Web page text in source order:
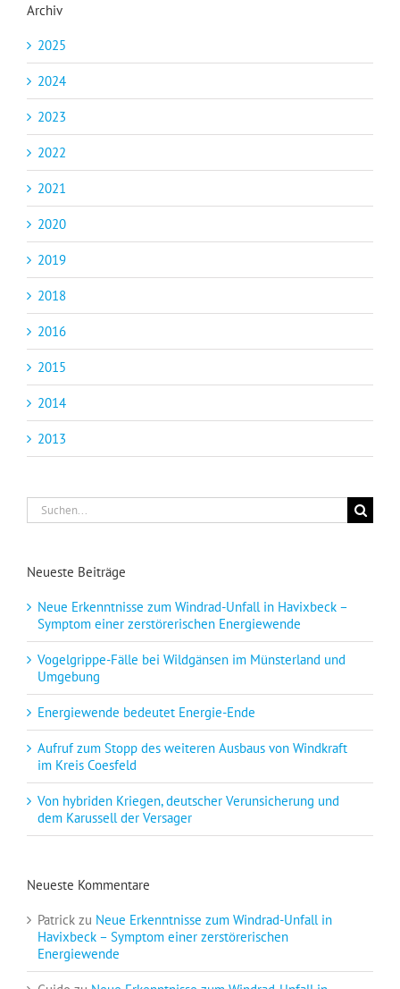
Archiv
2025
2024
2023
2022
2021
2020
2019
2018
2016
2015
2014
2013
Suche
nach:
Neueste Beiträge
Neue Erkenntnisse zum Windrad-Unfall in Havixbeck –
Symptom einer zerstörerischen Energiewende
Vogelgrippe-Fälle bei Wildgänsen im Münsterland und
Umgebung
Energiewende bedeutet Energie-Ende
Aufruf zum Stopp des weiteren Ausbaus von Windkraft
im Kreis Coesfeld
Von hybriden Kriegen, deutscher Verunsicherung und
dem Karussell der Versager
Neueste Kommentare
Patrick zu Neue Erkenntnisse zum Windrad-Unfall in
Havixbeck – Symptom einer zerstörerischen
Energiewende